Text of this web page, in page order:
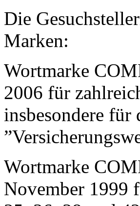
Die
Marken:
Wortmarke
2006 für
insbesondere für
Wortmarke
November 1999